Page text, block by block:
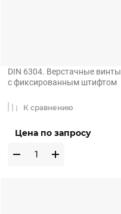
DIN 6304. Верстачные винты
с фиксированным штифтом
Цена по запросу
К сравнению